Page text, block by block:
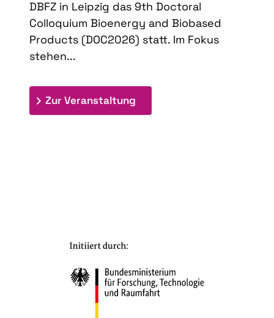
DBFZ in Leipzig das 9th Doctoral
Colloquium Bioenergy and Biobased
Products (DOC2026) statt. Im Fokus
stehen...
Zur Veranstaltung